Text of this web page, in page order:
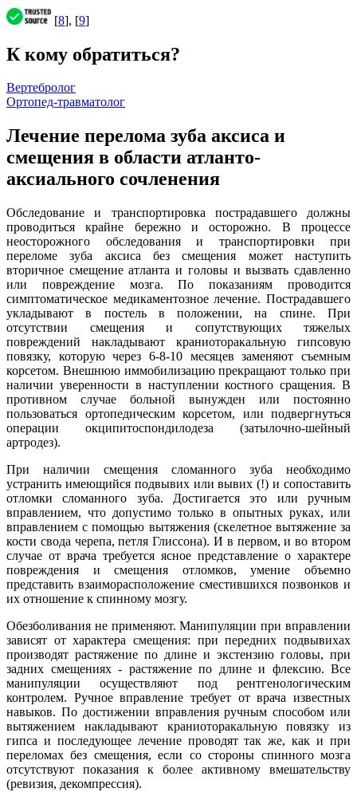
[8], [9]
К кому обратиться?
Вертебролог
Ортопед-травматолог
Лечение перелома зуба аксиса и
смещения в области атланто-
аксиального сочленения
Обследование и транспортировка пострадавшего должны
проводиться крайне бережно и осторожно. В процессе
неосторожного обследования и транспортировки при
переломе зуба аксиса без смещения может наступить
вторичное смещение атланта и головы и вызвать сдавленно
или повреждение мозга. По показаниям проводится
симптоматическое медикаментозное лечение. Пострадавшего
укладывают в постель в положении, на спине. При
отсутствии смещения и сопутствующих тяжелых
повреждений накладывают краниоторакальную гипсовую
повязку, которую через 6-8-10 месяцев заменяют съемным
корсетом. Внешнюю иммобилизацию прекращают только при
наличии уверенности в наступлении костного сращения. В
противном случае больной вынужден или постоянно
пользоваться ортопедическим корсетом, или подвергнуться
операции окципитоспондилодеза (затылочно-шейный
артродез).
При наличии смещения сломанного зуба необходимо
устранить имеющийся подвывих или вывих (!) и сопоставить
отломки сломанного зуба. Достигается это или ручным
вправлением, что допустимо только в опытных руках, или
вправлением с помощью вытяжения (скелетное вытяжение за
кости свода черепа, петля Глиссона). И в первом, и во втором
случае от врача требуется ясное представление о характере
повреждения и смещения отломков, умение объемно
представить взаиморасположение сместившихся позвонков и
их отношение к спинному мозгу.
Обезболивания не применяют. Манипуляции при вправлении
зависят от характера смещения: при передних подвывихах
производят растяжение по длине и экстензию головы, при
задних смещениях - растяжение по длине и флексию. Все
манипуляции осуществляют под рентгенологическим
контролем. Ручное вправление требует от врача известных
навыков. По достижении вправления ручным способом или
вытяжением накладывают краниоторакальную повязку из
гипса и последующее лечение проводят так же, как и при
переломах без смещения, если со стороны спинного мозга
отсутствуют показания к более активному вмешательству
(ревизия, декомпрессия).